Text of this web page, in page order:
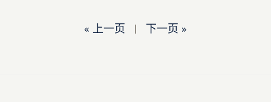
« 上一页 | 下一页 »